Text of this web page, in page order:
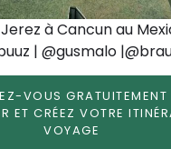
à Cancun au
| @gusmalo
VOUS GRATUITEMENT
ET CRÉEZ VOTRE
VOYAGE